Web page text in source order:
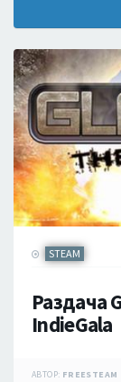
STEAM
Раздача
IndieGala
АВТОР: FREESTEAM